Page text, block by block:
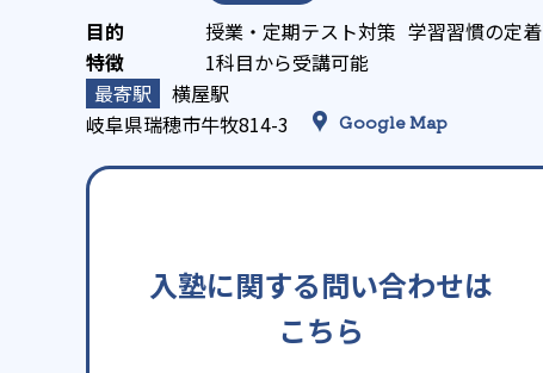
授業・定期テスト対策 学習習慣の定着
1科目から受講可能
横屋駅
岐阜県瑞穂市牛牧814-3
Google Map
入塾に関する問い合わせは
こちら